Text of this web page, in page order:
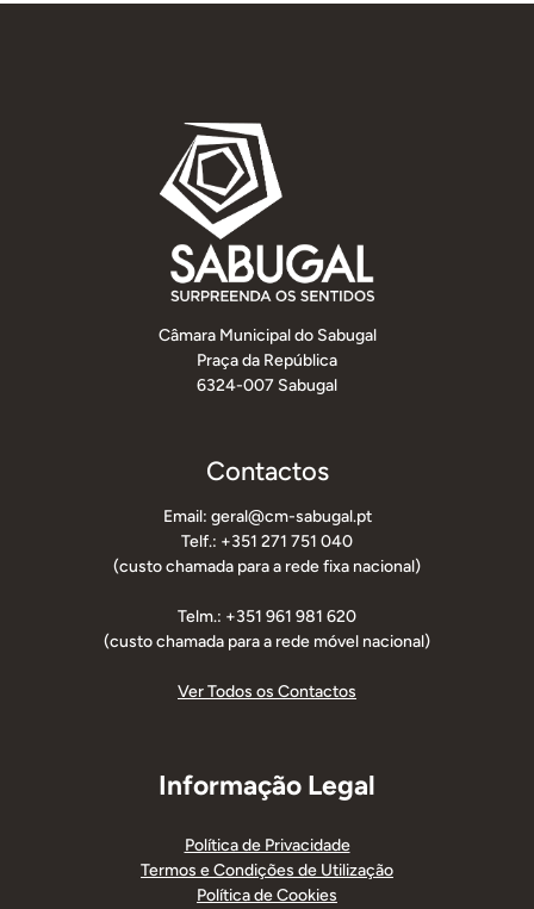
Câmara Municipal do Sabugal
Praça da República
6324-007 Sabugal
Contactos
Email: geral@cm-sabugal.pt
Telf.: +351 271 751 040
(custo chamada para a rede fixa nacional)
Telm.: +351 961 981 620
(custo chamada para a rede móvel nacional)
Ver Todos os Contactos
Informação Legal
Política de Privacidade
Termos e Condições de Utilização
Política de Cookies